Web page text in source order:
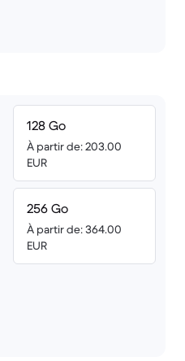
128 Go
À partir de: 203.00
EUR
256 Go
À partir de: 364.00
EUR